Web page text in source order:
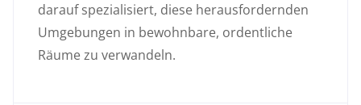
darauf spezialisiert, diese herausfordernden
Umgebungen in bewohnbare, ordentliche
Räume zu verwandeln.